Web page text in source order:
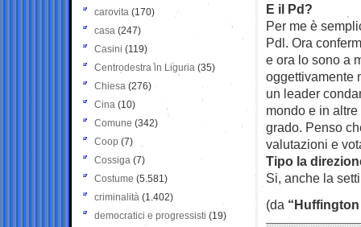
E il Pd?
Per me è
Pdl. Ora
e ora lo sono a
oggettivamente
un leader
mondo e in
grado. Penso
valutazioni e
Tipo la
Si, anche la
(da
carovita (170)
casa (247)
Casini (119)
Centrodestra in Liguria (35)
Chiesa (276)
Cina (10)
Comune (342)
Coop (7)
Cossiga (7)
Costume (5.581)
criminalità (1.402)
democratici e progressisti (19)